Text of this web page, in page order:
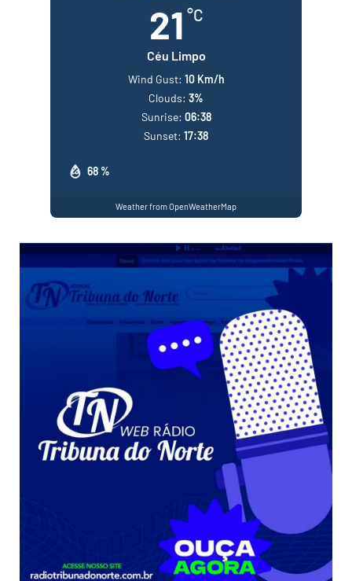
21 °C
Céu Limpo
68 %
Wind Gust: 10 Km/h
Clouds: 3%
Sunrise: 06:38
Sunset: 17:38
Weather from OpenWeatherMap